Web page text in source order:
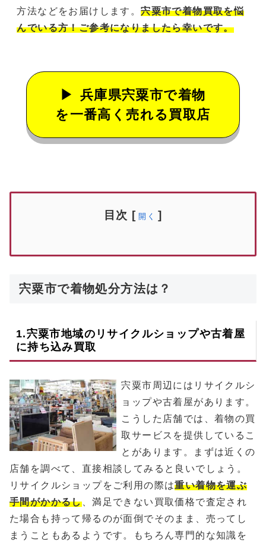
方法などをお届けします。宍粟市で着物買取を悩
んでいる方！ご参考になりましたら幸いです。
兵庫県宍粟市で着物
を一番高く売れる買取店
目次 [ 開く ]
宍粟市で着物処分方法は？
1.宍粟市地域のリサイクルショップや古着屋
に持ち込み買取
宍粟市周辺にはリサイクルシ
ョップや古着屋があります。
こうした店舗では、着物の買
取サービスを提供しているこ
とがあります。まずは近くの
店舗を調べて、直接相談してみると良いでしょう。
リサイクルショップをご利用の際は重い着物を運ぶ
手間がかかるし、満足できない買取価格で査定され
た場合も持って帰るのが面倒でそのまま、売ってし
まうこともあるようです。もちろん専門的な知識を